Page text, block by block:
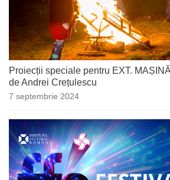
Proiecții speciale pentru EXT.
de Andrei Crețulescu
7 septembrie 2024